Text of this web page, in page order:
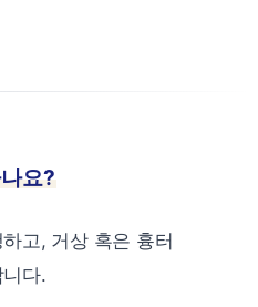
요?
고, 거상 혹은 흉터
다.